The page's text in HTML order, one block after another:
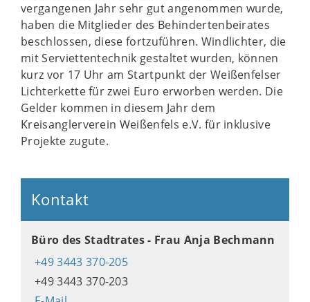
vergangenen Jahr sehr gut angenommen wurde,
haben die Mitglieder des Behindertenbeirates
beschlossen, diese fortzuführen. Windlichter, die
mit Serviettentechnik gestaltet wurden, können
kurz vor 17 Uhr am Startpunkt der Weißenfelser
Lichterkette für zwei Euro erworben werden. Die
Gelder kommen in diesem Jahr dem
Kreisanglerverein Weißenfels e.V. für inklusive
Projekte zugute.
Kontakt
Büro des Stadtrates - Frau Anja Bechmann
+49 3443 370-205
+49 3443 370-203